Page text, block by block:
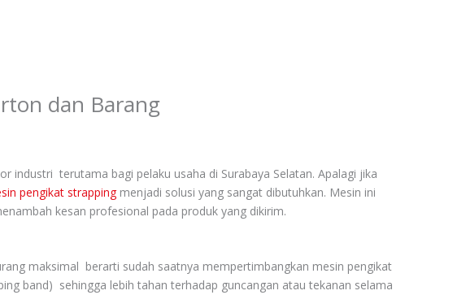
dan Barang
terutama bagi pelaku usaha di Surabaya Selatan. Apalagi jika
pengikat strappingmenjadi solusi yang sangat dibutuhkan. Mesin ini
kesan profesional pada produk yang dikirim.
maksimal berarti sudah saatnya mempertimbangkan mesin pengikat
band) sehingga lebih tahan terhadap guncangan atau tekanan selama